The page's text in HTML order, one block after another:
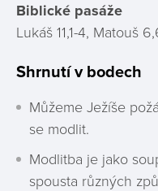
Biblické pasáže
Lukáš 11,1-4, Matouš
Shrnutí v bodech
Můžeme Ježíše
se modlit.
Modlitba je jako
spousta různých